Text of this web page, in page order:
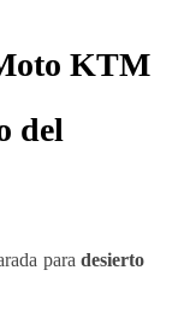
KTM
del
para desierto